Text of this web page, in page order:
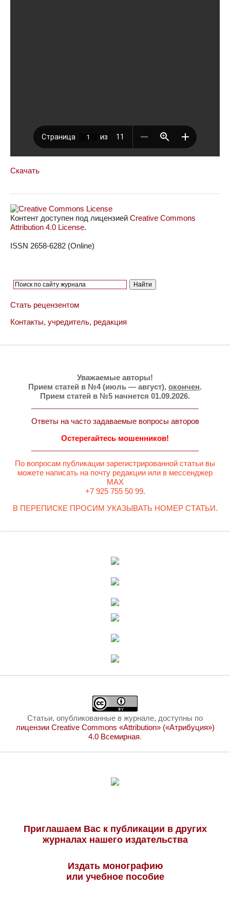
Скачать
Контент доступен под лицензией Creative Commons
Attribution 4.0 License.
ISSN 2658-6282 (Online)
Стать рецензентом
Контакты, учредитель, редакция
Уважаемые авторы!
Прием статей в №4 (июль — август), окончен.
Прием статей в №5 начнется 01.09.2026.
Ответы на часто задаваемые вопросы авторов
Остерегайтесь мошенников!
По вопросам публикации зарегистрированной статьи вы
можете написать на почту редакции или в мессенджер
MAX
+7 925 755 50 99.
В ПЕРЕПИСКЕ ПРОСИМ УКАЗЫВАТЬ НОМЕР СТАТЬИ.
Статьи, опубликованные в журнале, доступны по
лицензии Creative Commons «Attribution» («Атрибуция»)
4.0 Всемирная.
Приглашаем Вас к публикации в других
журналах нашего издательства
Издать монографию
или учебное пособие